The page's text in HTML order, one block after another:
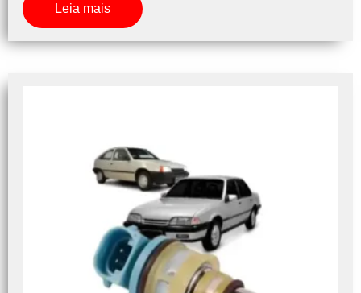
Leia mais